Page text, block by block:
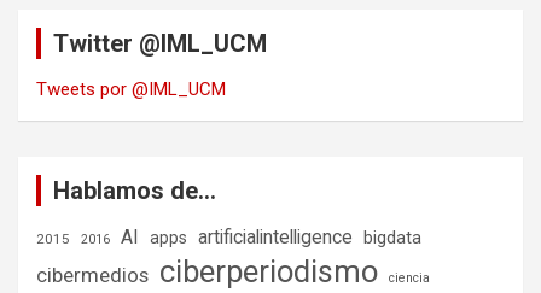
Twitter @IML_UCM
Tweets por @IML_UCM
Hablamos de…
2015 2016 AI apps artificialintelligence bigdata
cibermedios ciberperiodismo ciencia